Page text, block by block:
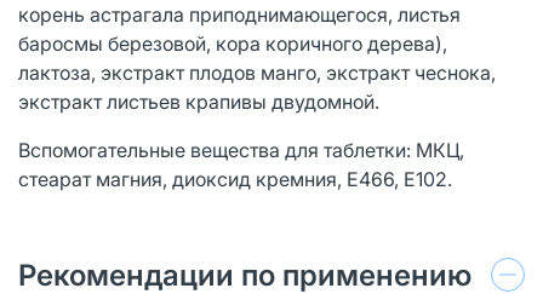
корень астрагала приподнимающегося, листья
баросмы березовой, кора коричного дерева),
лактоза, экстракт плодов манго, экстракт чеснока,
экстракт листьев крапивы двудомной.
Вспомогательные вещества для таблетки: МКЦ,
стеарат магния, диоксид кремния, Е466, Е102.
Рекомендации по применению